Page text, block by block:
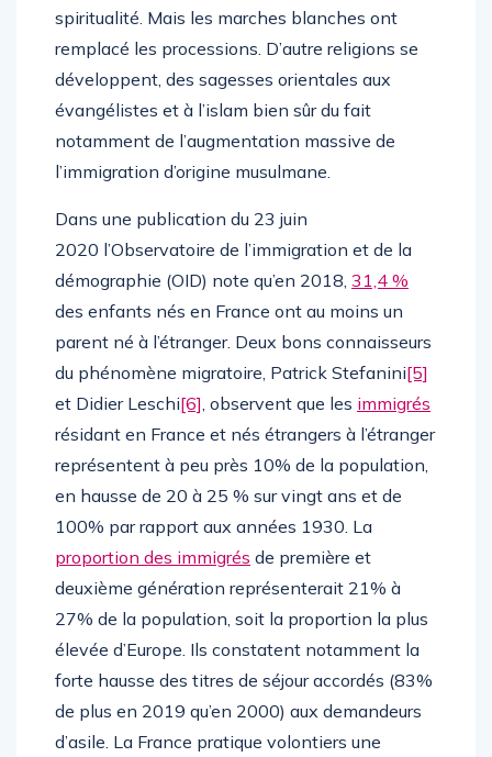
spiritualité. Mais les marches blanches ont
remplacé les processions. D’autre religions se
développent, des sagesses orientales aux
évangélistes et à l’islam bien sûr du fait
notamment de l’augmentation massive de
l’immigration d’origine musulmane.
Dans une publication du 23 juin
2020 l’Observatoire de l’immigration et de la
démographie (OID) note qu’en 2018, 31,4 %
des enfants nés en France ont au moins un
parent né à l’étranger. Deux bons connaisseurs
du phénomène migratoire, Patrick Stefanini[5]
et Didier Leschi[6], observent que les immigrés
résidant en France et nés étrangers à l’étranger
représentent à peu près 10% de la population,
en hausse de 20 à 25 % sur vingt ans et de
100% par rapport aux années 1930. La
proportion des immigrés de première et
deuxième génération représenterait 21% à
27% de la population, soit la proportion la plus
élevée d’Europe. Ils constatent notamment la
forte hausse des titres de séjour accordés (83%
de plus en 2019 qu’en 2000) aux demandeurs
d’asile. La France pratique volontiers une